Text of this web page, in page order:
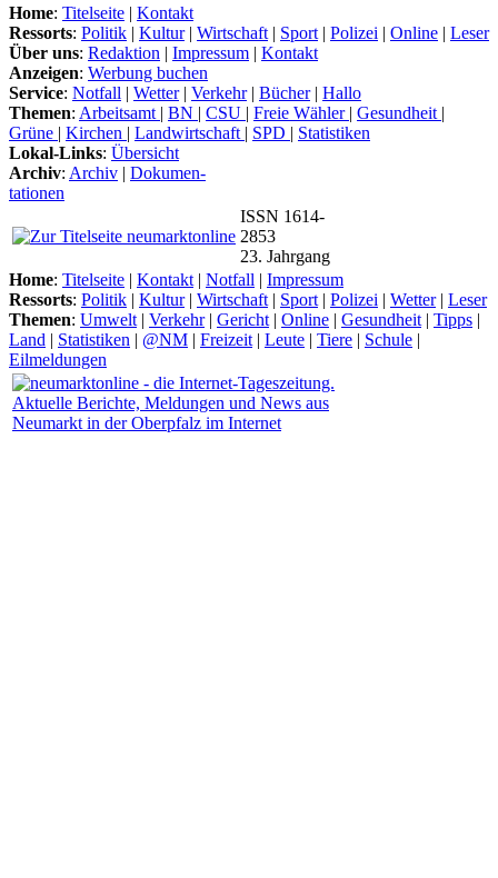
Home: Titelseite | Kontakt
Ressorts: Politik | Kultur| Wirtschaft | Sport | Polizei | Online | Leser
Über uns: Redaktion | Impressum | Kontakt
Anzeigen: Werbung buchen
Service: Notfall | Wetter| Verkehr| Bücher| Hallo
Themen: Arbeitsamt | BN | CSU | Freie Wähler | Gesundheit |
Grüne | Kirchen | Landwirtschaft | SPD | Statistiken
Lokal-Links: Übersicht
Archiv: Archiv | Dokumen-
tationen
ISSN 1614-
2853
23. Jahrgang
Home: Titelseite | Kontakt | Notfall | Impressum
Ressorts: Politik | Kultur| Wirtschaft | Sport | Polizei | Wetter| Leser
Themen: Umwelt | Verkehr| Gericht | Online | Gesundheit | Tipps |
Land | Statistiken | @NM | Freizeit | Leute | Tiere | Schule |
Eilmeldungen